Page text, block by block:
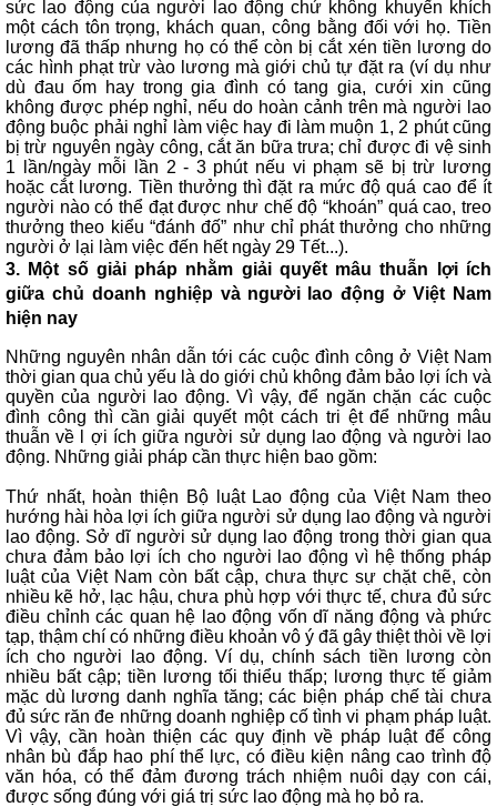
sức lao động của người lao động chứ không khuyến khích
một cách tôn trọng, khách quan, công bằng đối với họ. Tiền
lương đã thấp nhưng họ có thể còn bị cắt xén tiền lương do
các hình phạt trừ vào lương mà giới chủ tự đặt ra (ví dụ như
dù đau ốm hay trong gia đình có tang gia, cưới xin cũng
không được phép nghỉ, nếu do hoàn cảnh trên mà người lao
động buộc phải nghỉ làm việc hay đi làm muộn 1, 2 phút cũng
bị trừ nguyên ngày công, cắt ăn bữa trưa; chỉ được đi vệ sinh
1 lần/ngày mỗi lần 2 - 3 phút nếu vi phạm sẽ bị trừ lương
hoặc cắt lương. Tiền thưởng thì đặt ra mức độ quá cao để ít
người nào có thể đạt được như chế độ “khoán” quá cao, treo
thưởng theo kiểu “đánh đố” như chỉ phát thưởng cho những
người ở lại làm việc đến hết ngày 29 Tết...).
3. Một số giải pháp nhằm giải quyết mâu thuẫn lợi ích
giữa chủ doanh nghiệp và người lao động ở Việt Nam
hiện nay
Những nguyên nhân dẫn tới các cuộc đình công ở Việt Nam
thời gian qua chủ yếu là do giới chủ không đảm bảo lợi ích và
quyền của người lao động. Vì vậy, để ngăn chặn các cuộc
đình công thì cần giải quyết một cách tri ệt để những mâu
thuẫn về l ợi ích giữa người sử dụng lao động và người lao
động. Những giải pháp cần thực hiện bao gồm:
Thứ nhất, hoàn thiện Bộ luật Lao động của Việt Nam theo
hướng hài hòa lợi ích giữa người sử dụng lao động và người
lao động. Sở dĩ người sử dụng lao động trong thời gian qua
chưa đảm bảo lợi ích cho người lao động vì hệ thống pháp
luật của Việt Nam còn bất cập, chưa thực sự chặt chẽ, còn
nhiều kẽ hở, lạc hậu, chưa phù hợp với thực tế, chưa đủ sức
điều chỉnh các quan hệ lao động vốn dĩ năng động và phức
tạp, thậm chí có những điều khoản vô ý đã gây thiệt thòi về lợi
ích cho người lao động. Ví dụ, chính sách tiền lương còn
nhiều bất cập; tiền lương tối thiểu thấp; lương thực tế giảm
mặc dù lương danh nghĩa tăng; các biện pháp chế tài chưa
đủ sức răn đe những doanh nghiệp cố tình vi phạm pháp luật.
Vì vậy, cần hoàn thiện các quy định về pháp luật để công
nhân bù đắp hao phí thể lực, có điều kiện nâng cao trình độ
văn hóa, có thể đảm đương trách nhiệm nuôi dạy con cái,
được sống đúng với giá trị sức lao động mà họ bỏ ra.